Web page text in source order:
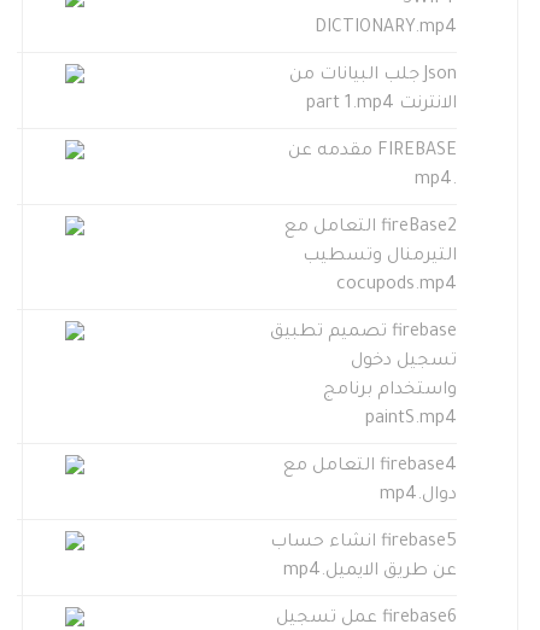
DICTIONARY.mp4
Json جلب البيانات من
الانترنت part 1.mp4
FIREBASE مقدمه عن
.mp4
fireBase2 التعامل مع
التيرمنال وتسطيب
cocupods.mp4
firebase تصميم تطبيق
تسجيل دخول
واستخدام برنامج
paintS.mp4
firebase4 التعامل مع
دوال.mp4
firebase5 انشاء حساب
عن طريق الايميل.mp4
firebase6 عمل تسجيل